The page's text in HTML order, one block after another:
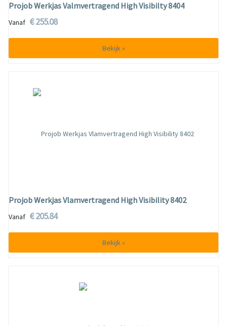
Projob Werkjas Valmvertragend High Visibilty 8404
Vanaf € 255.08
Bekijk »
Projob Werkjas Vlamvertragend High Visibility 8402
Vanaf € 205.84
Bekijk »